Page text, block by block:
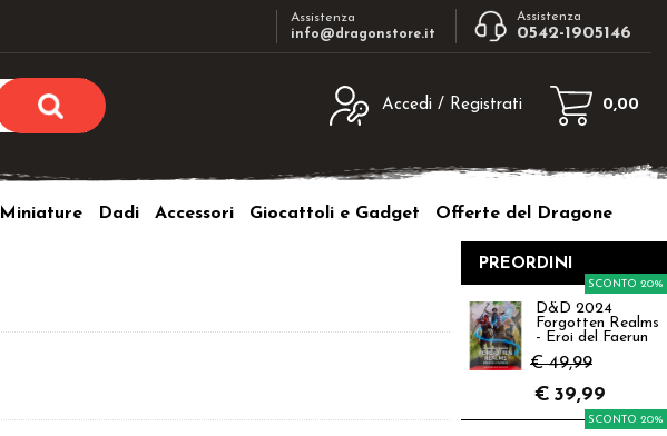
Assistenza
info@dragonstore.it
Assistenza
0542-1905146
Accedi / Registrati
utente e la password e poi clicca sul
Password:
sito clicca sul pulsante "Registrati"
0,00
Miniature Dadi Accessori Giocattoli e Gadget Offerte del Dragone
PREORDINI
D&D 2024
Forgotten Realms
- Eroi del Faerun
€ 49,99
SCONTO 20%
€ 39,99
SCONTO 20%